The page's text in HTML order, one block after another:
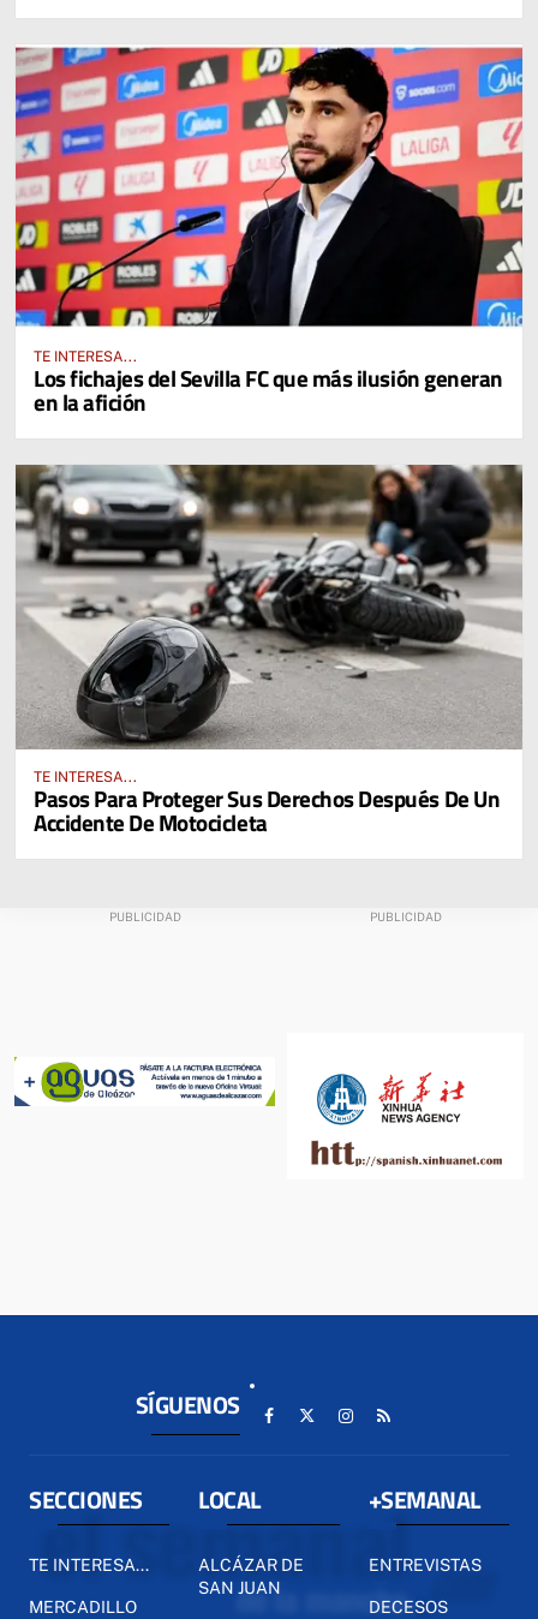
TE INTERESA...
Los fichajes del Sevilla FC que más ilusión generan
en la afición
TE INTERESA...
Pasos Para Proteger Sus Derechos Después De Un
Accidente De Motocicleta
SÍGUENOS
SECCIONES
TE INTERESA...
MERCADILLO
LOCAL
ALCÁZAR DE
SAN JUAN
+SEMANAL
ENTREVISTAS
DECESOS